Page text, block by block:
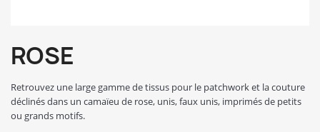
ROSE
Retrouvez une large gamme de tissus pour le patchwork et la couture
déclinés dans un camaïeu de rose, unis, faux unis, imprimés de petits
ou grands motifs.